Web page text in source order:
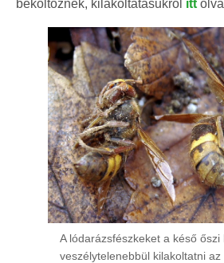
beköltöznek, kilakoltatásukról itt
A lódarázsfészkeket a késő
veszélytelenebbül kilakoltatni